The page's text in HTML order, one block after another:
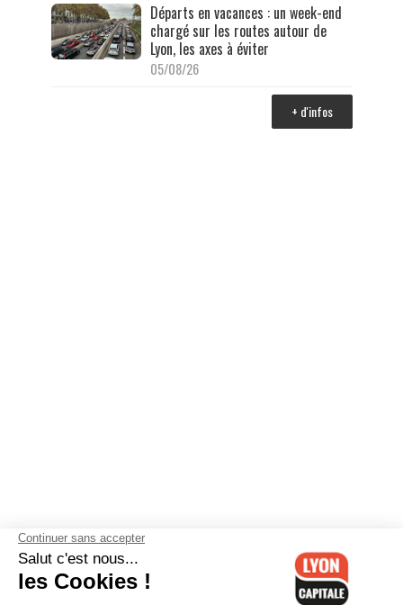
Départs en vacances : un week-end
chargé sur les routes autour de
Lyon, les axes à éviter
05/08/26
+ d'infos